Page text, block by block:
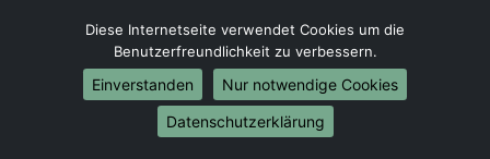
Umzüge-Deutschlandweit
Umzug von Stuttgart nach Berlin
Umzug von Stuttgart nach Hamburg
Umzug von Stuttgart nach München
Diese Internetseite verwendet Cookies um die
Benutzerfreundlichkeit zu verbessern.
Einverstanden
Nur notwendige Cookies
Datenschutzerklärung